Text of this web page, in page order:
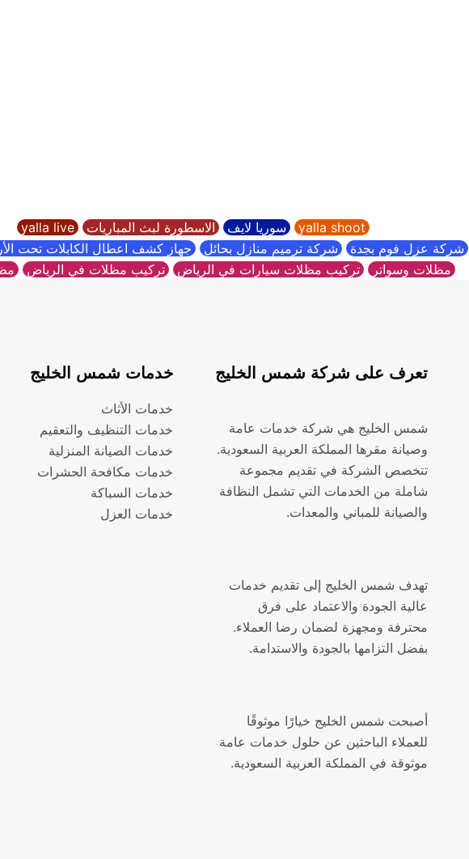
yalla shoot سوريا لايف الاسطورة لبث المباريات yalla live
شركة عزل فوم بجدة شركة ترميم منازل بحائل جهاز كشف اعطال الكابلات تحت
مظلات وسواتر تركيب مظلات سيارات في الرياض تركيب مظلات في الرياض
تعرف على شركة شمس الخليج
شمس الخليج هي شركة خدمات عامة
وصيانة مقرها المملكة العربية السعودية.
تتخصص الشركة في تقديم مجموعة
شاملة من الخدمات التي تشمل النظافة
والصيانة للمباني والمعدات.
تهدف شمس الخليج إلى تقديم خدمات
عالية الجودة والاعتماد على فرق
محترفة ومجهزة لضمان رضا العملاء.
بفضل التزامها بالجودة والاستدامة.
أصبحت شمس الخليج خيارًا موثوقًا
للعملاء الباحثين عن حلول خدمات عامة
موثوقة في المملكة العربية السعودية.
خدمات شمس الخليج
خدمات الأثاث
خدمات التنظيف والتعقيم
خدمات الصيانة المنزلية
خدمات مكافحة الحشرات
خدمات السباكة
خدمات العزل